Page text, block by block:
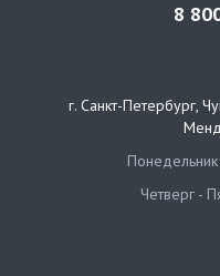
8
г. Санкт-Петербург,
Четверг -